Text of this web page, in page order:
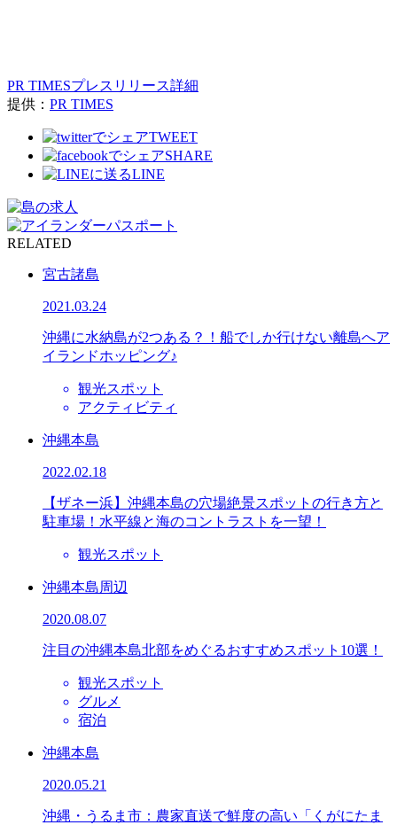
PR TIMESプレスリリース詳細
提供： PR TIMES
TWEET
SHARE
LINE
RELATED
宮古諸島
2021.03.24
沖縄に水納島が2つある？！船でしか行けない離島へア
イランドホッピング♪
観光スポット
アクティビティ
沖縄本島
2022.02.18
【ザネー浜】沖縄本島の穴場絶景スポットの行き方と
駐車場！水平線と海のコントラストを一望！
観光スポット
沖縄本島周辺
2020.08.07
注目の沖縄本島北部をめぐるおすすめスポット10選！
観光スポット
グルメ
宿泊
沖縄本島
2020.05.21
沖縄・うるま市：農家直送で鮮度の高い「くがにたま